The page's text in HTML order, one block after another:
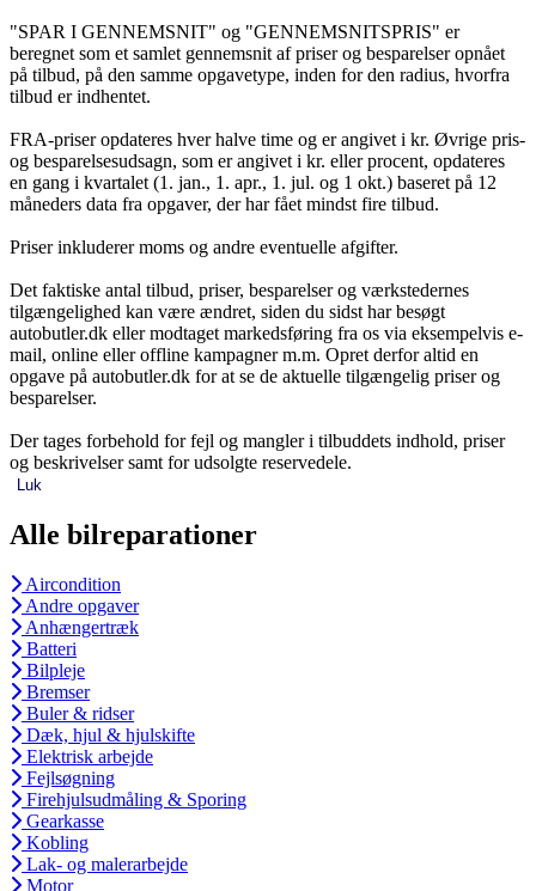
"SPAR I GENNEMSNIT" og "GENNEMSNITSPRIS" er
beregnet som et samlet gennemsnit af priser og besparelser opnået
på tilbud, på den samme opgavetype, inden for den radius, hvorfra
tilbud er indhentet.
FRA-priser opdateres hver halve time og er angivet i kr. Øvrige pris-
og besparelsesudsagn, som er angivet i kr. eller procent, opdateres
en gang i kvartalet (1. jan., 1. apr., 1. jul. og 1 okt.) baseret på 12
måneders data fra opgaver, der har fået mindst fire tilbud.
Priser inkluderer moms og andre eventuelle afgifter.
Det faktiske antal tilbud, priser, besparelser og værkstedernes
tilgængelighed kan være ændret, siden du sidst har besøgt
autobutler.dk eller modtaget markedsføring fra os via eksempelvis e-
mail, online eller offline kampagner m.m. Opret derfor altid en
opgave på autobutler.dk for at se de aktuelle tilgængelig priser og
besparelser.
Der tages forbehold for fejl og mangler i tilbuddets indhold, priser
og beskrivelser samt for udsolgte reservedele.
Luk
Alle bilreparationer
Aircondition
Andre opgaver
Anhængertræk
Batteri
Bilpleje
Bremser
Buler & ridser
Dæk, hjul & hjulskifte
Elektrisk arbejde
Fejlsøgning
Firehjulsudmåling & Sporing
Gearkasse
Kobling
Lak- og malerarbejde
Motor